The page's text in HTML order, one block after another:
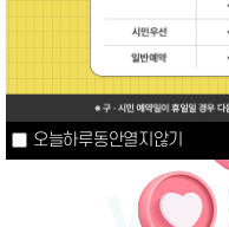
오늘하루동안열지않기
오늘하루동안열지않기